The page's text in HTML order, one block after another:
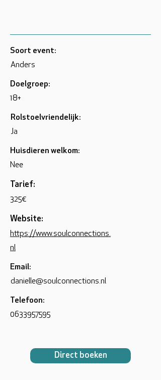
Soort event:
Anders
Doelgroep:
18+
Rolstoelvriendelijk:
Ja
Huisdieren welkom:
Nee
Tarief:
325€
Website:
https://www.soulconnections.
nl
Email:
danielle@soulconnections.nl
Telefoon:
0633957595
Direct boeken